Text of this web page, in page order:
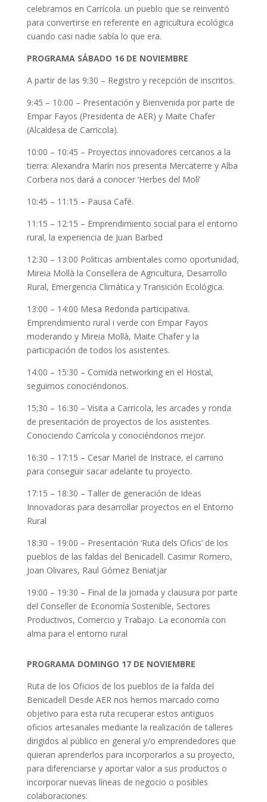
celebramos en Carrícola. un pueblo que se reinventó
para convertirse en referente en agricultura ecológica
cuando casi nadie sabía lo que era.
PROGRAMA SÁBADO 16 DE NOVIEMBRE
A partir de las 9:30 – Registro y recepción de inscritos.
9:45 – 10:00 – Presentación y Bienvenida por parte de
Empar Fayos (Presidenta de AER) y Maite Chafer
(Alcaldesa de Carricola).
10:00 – 10:45 – Proyectos innovadores cercanos a la
tierra: Alexandra Marín nos presenta Mercaterre y Alba
Corbera nos dará a conocer ‘Herbes del Molí’
10:45 – 11:15 – Pausa Café.
11:15 – 12:15 – Emprendimiento social para el entorno
rural, la experiencia de Juan Barbed
12:30 – 13:00 Politicas ambientales como oportunidad,
Mireia Mollà la Consellera de Agricultura, Desarrollo
Rural, Emergencia Climática y Transición Ecológica.
13:00 – 14:00 Mesa Redonda participativa.
Emprendimiento rural i verde con Empar Fayos
moderando y Mireia Mollà, Maite Chafer y la
participación de todos los asistentes.
14:00 – 15:30 – Comida networking en el Hostal,
seguimos conociéndonos.
15;30 – 16:30 – Visita a Carricola, les arcades y ronda
de presentación de proyectos de los asistentes.
Conociendo Carrícola y conociéndonos mejor.
16:30 – 17:15 – Cesar Mariel de Iristrace, el camino
para conseguir sacar adelante tu proyecto.
17:15 – 18:30 – Taller de generación de Ideas
Innovadoras para desarrollar proyectos en el Entorno
Rural
18:30 – 19:00 – Presentación ‘Ruta dels Oficis’ de los
pueblos de las faldas del Benicadell. Casimir Romero,
Joan Olivares, Raul Gómez Beniatjar
19:00 – 19:30 – Final de la jornada y clausura por parte
del Conseller de Economía Sostenible, Sectores
Productivos, Comercio y Trabajo. La economía con
alma para el entorno rural
PROGRAMA DOMINGO 17 DE NOVIEMBRE
Ruta de los Oficios de los pueblos de la falda del
Benicadell Desde AER nos hemos marcado como
objetivo para esta ruta recuperar estos antiguos
oficios artesanales mediante la realización de talleres
dirigidos al público en general y/o emprendedores que
quieran aprenderlos para incorporarlos a su proyecto,
para diferenciarse y aportar valor a sus productos o
incorporar nuevas líneas de negocio o posibles
colaboraciones: